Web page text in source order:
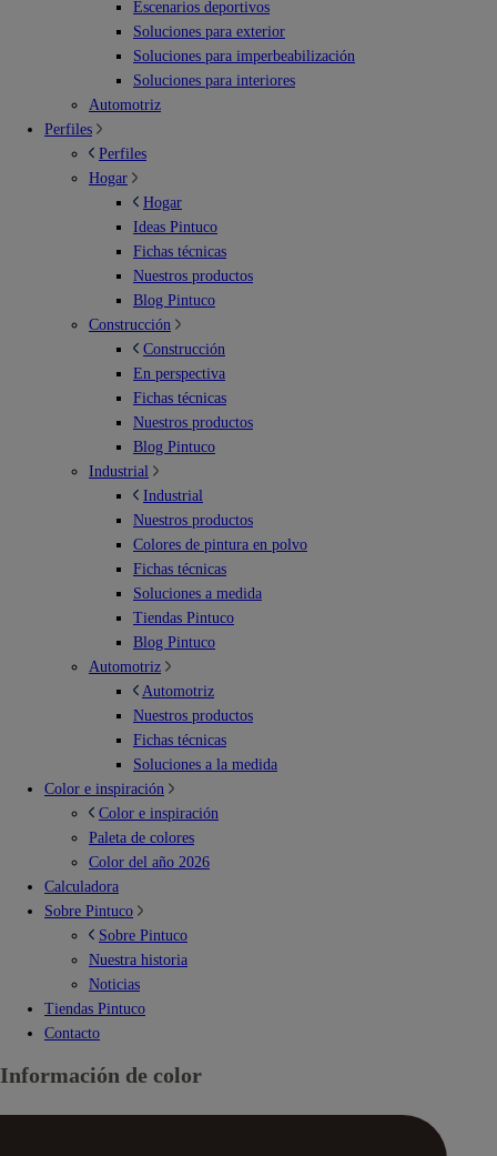
Escenarios deportivos
Soluciones para exterior
Soluciones para imperbeabilización
Soluciones para interiores
Automotriz
Perfiles
Perfiles
Hogar
Hogar
Ideas Pintuco
Fichas técnicas
Nuestros productos
Blog Pintuco
Construcción
Construcción
En perspectiva
Fichas técnicas
Nuestros productos
Blog Pintuco
Industrial
Industrial
Nuestros productos
Colores de pintura en polvo
Fichas técnicas
Soluciones a medida
Tiendas Pintuco
Blog Pintuco
Automotriz
Automotriz
Nuestros productos
Fichas técnicas
Soluciones a la medida
Color e inspiración
Color e inspiración
Paleta de colores
Color del año 2026
Calculadora
Sobre Pintuco
Sobre Pintuco
Nuestra historia
Noticias
Tiendas Pintuco
Contacto
Información de color